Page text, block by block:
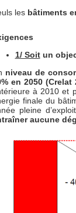
les bâtiments
1/ Soitun
niveau de
en 2050
à 2010 et
finale du
pleine
aucune